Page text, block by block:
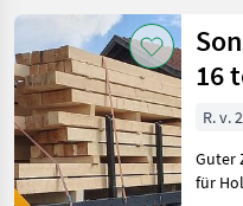
Zobrazit
všech
17
MARKETPLACE
Marketplace
Nabídky
prodejců
16
R. v.
Guter
für